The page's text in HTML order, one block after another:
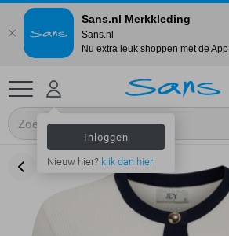
Inloggen
Nieuw hier? klik dan hier
Sans.nl Merkkleding
Sans.nl
Nu extra leuk shoppen met de App.